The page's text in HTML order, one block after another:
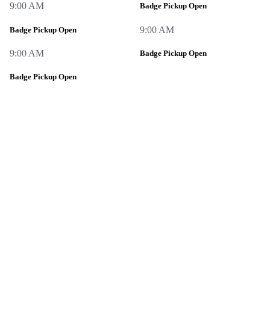
9:00 AM
Badge Pickup Open
9:00 AM
Badge Pickup Open
Badge Pickup Open
9:00 AM
Badge Pickup Open